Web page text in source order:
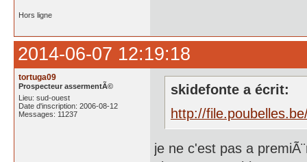
Hors ligne
2014-06-07 12:19:18
tortuga09
Prospecteur assermentÃ©
Lieu: sud-ouest
Date d'inscription: 2006-08-12
Messages: 11237
skidefonte a écrit:
http://
je ne c'est pas a